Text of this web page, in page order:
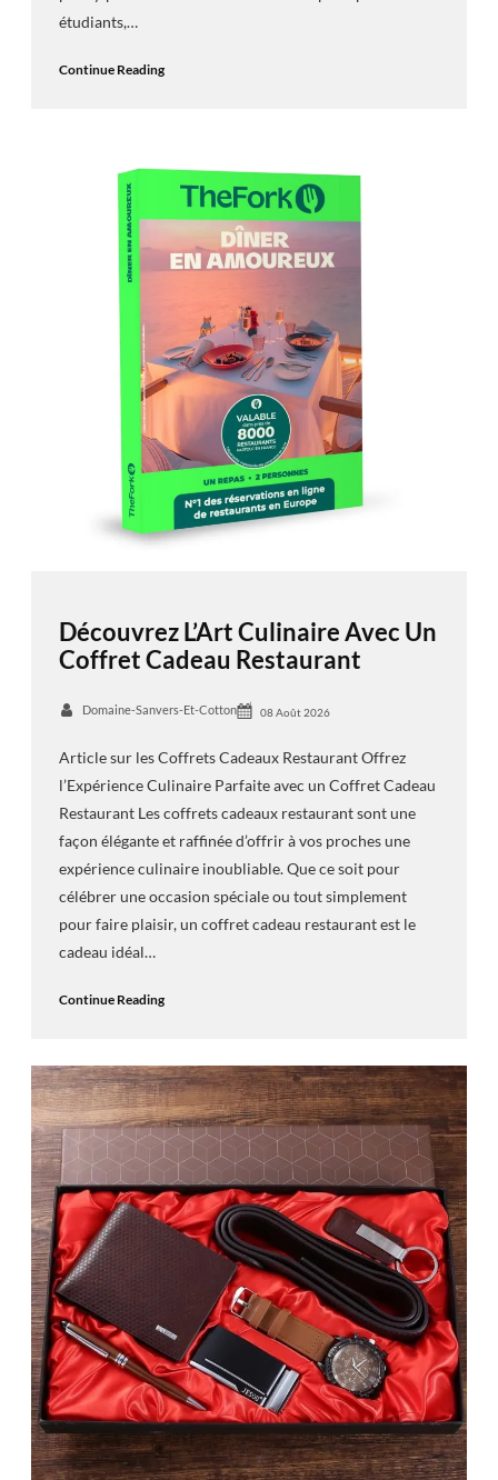
étudiants,…
Continue Reading
Découvrez L’Art Culinaire Avec Un
Coffret Cadeau Restaurant
Domaine-Sanvers-Et-Cotton 08 Août 2026
Article sur les Coffrets Cadeaux Restaurant Offrez
l’Expérience Culinaire Parfaite avec un Coffret Cadeau
Restaurant Les coffrets cadeaux restaurant sont une
façon élégante et raffinée d’offrir à vos proches une
expérience culinaire inoubliable. Que ce soit pour
célébrer une occasion spéciale ou tout simplement
pour faire plaisir, un coffret cadeau restaurant est le
cadeau idéal…
Continue Reading